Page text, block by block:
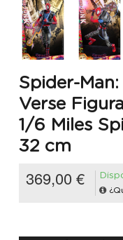
Spider-
Verse
1/6 Miles
32 cm
369,00 €